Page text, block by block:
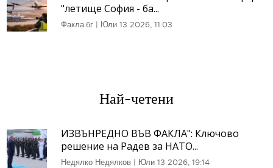
"летище София - ба...
Факла.бг | Юли 13 2026, 11:03
Най-четени
ИЗВЪНРЕДНО ВЪВ ФАКЛА": Ключово
решение на Радев за НАТО...
Недялко Недялков | Юли 13 2026, 19:14